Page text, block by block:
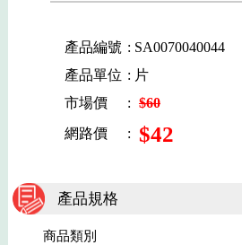
產品編號 : SA0070040044
產品單位 : 片
市場價
: $60
網路價
: $42
產品規格
商品類別